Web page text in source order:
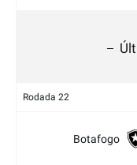
Rodada 22
Botafogo